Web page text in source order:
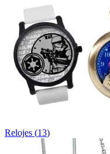
Relojes (13)